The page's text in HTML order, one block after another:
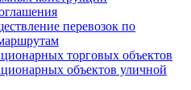
перевозок по
торговых объектов
объектов уличной